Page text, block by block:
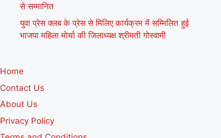
से सम्मानित
युवा प्रेस क्लब के प्रेस से मिलिए कार्यक्रम में सम्मिलित हुई
भाजपा महिला मोर्चा की जिलाध्यक्ष श्रीमती गोस्वामी
Home
Contact Us
About Us
Privacy Policy